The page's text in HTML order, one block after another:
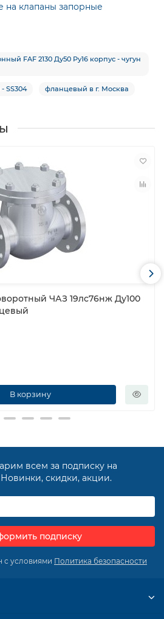
на клапаны запорные
FAF 2130 Ду50 Ру16 корпус - чугун
SS304 фланцевый в г. Москва
ЧАЗ 19лс76нж Ду100
В корзину
всем за подписку на
скидки, акции.
подписку
с условиями Политика безопасности